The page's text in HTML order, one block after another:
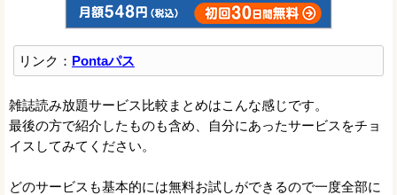
リンク： Pontaパス
雑誌読み放題サービス比較まとめはこんな感じです。
最後の方で紹介したものも含め、自分にあったサービスをチョ
イスしてみてください。
どのサービスも基本的には無料お試しができるので一度全部に